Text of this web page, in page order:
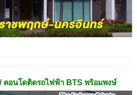
คอนโดติดรถไฟฟ้า BTS พร้อมพงษ์